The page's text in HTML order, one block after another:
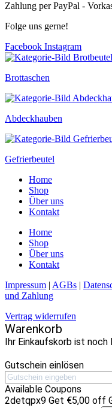
Zahlung per PayPal -
Folge uns gerne!
Facebook Instagram
Brottaschen
Abdeckhauben
Gefrierbeutel
Home
Shop
Über uns
Kontakt
Home
Shop
Über uns
Kontakt
Impressum | AGBs |
und Zahlung
Vertrag widerrufen
Warenkorb
Ihr Einkaufskorb ist noch
Gutschein einlösen
Available Coupons
2detqpx9 Get €5,00 off